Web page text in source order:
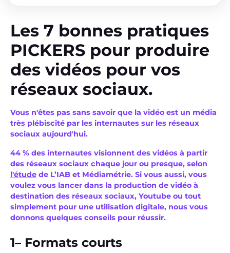
Les 7 bonnes pratiques
PICKERS pour produire
des vidéos pour vos
réseaux sociaux.
Vous n'êtes pas sans savoir que la vidéo est un média
très plébiscité par les internautes sur les réseaux
sociaux aujourd'hui.
44 % des internautes visionnent des vidéos à partir
des réseaux sociaux chaque jour ou presque, selon
l'étude de L’IAB et Médiamétrie. Si vous aussi, vous
voulez vous lancer dans la production de vidéo à
destination des réseaux sociaux, Youtube ou tout
simplement pour une utilisation digitale, nous vous
donnons quelques conseils pour réussir.
1– Formats courts